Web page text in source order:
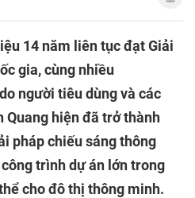
14 năm liên tục đạt Giải
gia, cùng nhiều
người tiêu dùng và các
Quang hiện đã trở thành
pháp chiếu sáng thông
trình dự án lớn trong
cho đô thị thông minh.